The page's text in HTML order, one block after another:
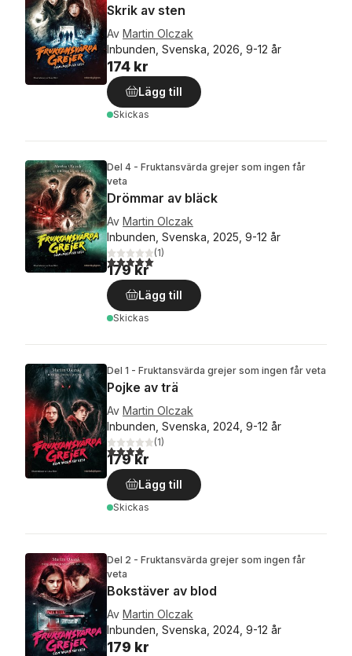
Skrik av sten
Av Martin Olczak
Inbunden, Svenska, 2026, 9-12 år
174 kr
Lägg till
Skickas
Del 4 - Fruktansvärda grejer som ingen får
veta
Drömmar av bläck
Av Martin Olczak
Inbunden, Svenska, 2025, 9-12 år
5,0utav 5 stjärnor. Totalt antal röster:
(1)
179 kr
Lägg till
Skickas
Del 1 - Fruktansvärda grejer som ingen får veta
Pojke av trä
Av Martin Olczak
Inbunden, Svenska, 2024, 9-12 år
4,0utav 5 stjärnor. Totalt antal röster:
(1)
179 kr
Lägg till
Skickas
Del 2 - Fruktansvärda grejer som ingen får
veta
Bokstäver av blod
Av Martin Olczak
Inbunden, Svenska, 2024, 9-12 år
179 kr